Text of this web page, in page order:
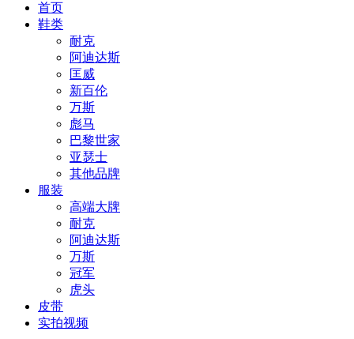
首页
鞋类
耐克
阿迪达斯
匡威
新百伦
万斯
彪马
巴黎世家
亚瑟士
其他品牌
服装
高端大牌
耐克
阿迪达斯
万斯
冠军
虎头
皮带
实拍视频